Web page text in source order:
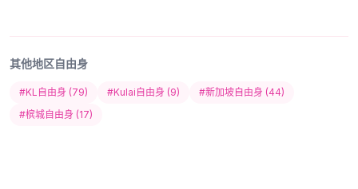
其他地区自由身
#KL自由身 (79) #Kulai自由身 (9)
#新加坡自由身 (44)
#槟城自由身 (17)